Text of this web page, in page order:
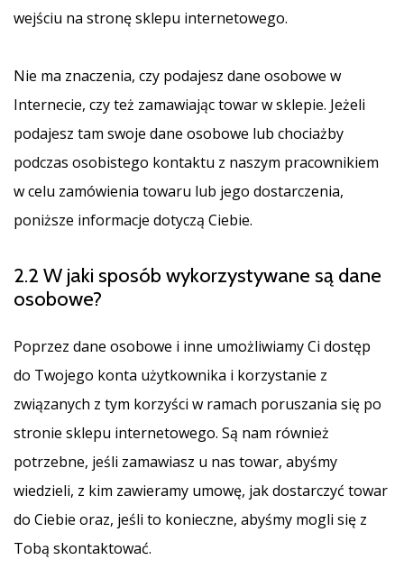
wejściu na stronę sklepu internetowego.
Nie ma znaczenia, czy podajesz dane osobowe w
Internecie, czy też zamawiając towar w sklepie. Jeżeli
podajesz tam swoje dane osobowe lub chociażby
podczas osobistego kontaktu z naszym pracownikiem
w celu zamówienia towaru lub jego dostarczenia,
poniższe informacje dotyczą Ciebie.
2.2 W jaki sposób wykorzystywane są dane
osobowe?
Poprzez dane osobowe i inne umożliwiamy Ci dostęp
do Twojego konta użytkownika i korzystanie z
związanych z tym korzyści w ramach poruszania się po
stronie sklepu internetowego. Są nam również
potrzebne, jeśli zamawiasz u nas towar, abyśmy
wiedzieli, z kim zawieramy umowę, jak dostarczyć towar
do Ciebie oraz, jeśli to konieczne, abyśmy mogli się z
Tobą skontaktować.